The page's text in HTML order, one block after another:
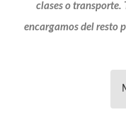
clases o transporte.
encargamos del resto